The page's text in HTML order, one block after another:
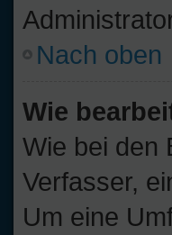
Nach oben
Wie
Wie bei den
Verfasser,
Um eine